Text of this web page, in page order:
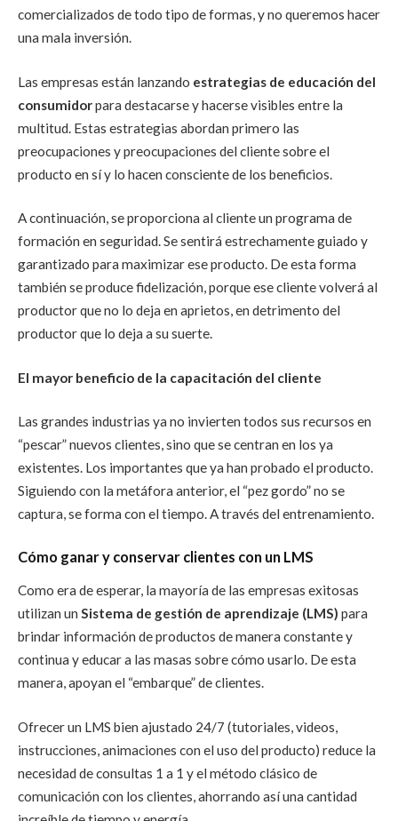
comercializados de todo tipo de formas, y no queremos hacer
una mala inversión.
Las empresas están lanzando estrategias de educación del
consumidorpara destacarse y hacerse visibles entre la
multitud. Estas estrategias abordan primero las
preocupaciones y preocupaciones del cliente sobre el
producto en sí y lo hacen consciente de los beneficios.
A continuación, se proporciona al cliente un programa de
formación en seguridad. Se sentirá estrechamente guiado y
garantizado para maximizar ese producto. De esta forma
también se produce fidelización, porque ese cliente volverá al
productor que no lo deja en aprietos, en detrimento del
productor que lo deja a su suerte.
El mayor beneficio de la capacitación del cliente
Las grandes industrias ya no invierten todos sus recursos en
“pescar” nuevos clientes, sino que se centran en los ya
existentes. Los importantes que ya han probado el producto.
Siguiendo con la metáfora anterior, el “pez gordo” no se
captura, se forma con el tiempo. A través del entrenamiento.
Cómo ganar y conservar clientes con un LMS
Como era de esperar, la mayoría de las empresas exitosas
utilizan un Sistema de gestión de aprendizaje (LMS) para
brindar información de productos de manera constante y
continua y educar a las masas sobre cómo usarlo. De esta
manera, apoyan el “embarque” de clientes.
Ofrecer un LMS bien ajustado 24/7 (tutoriales, videos,
instrucciones, animaciones con el uso del producto) reduce la
necesidad de consultas 1 a 1 y el método clásico de
comunicación con los clientes, ahorrando así una cantidad